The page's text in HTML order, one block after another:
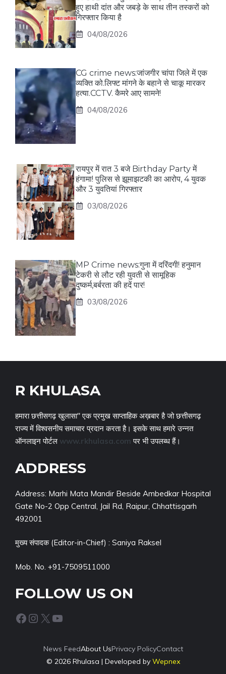
हुए हाथी दांत और जबड़े के साथ तीन तस्करों को
गिरफ्तार किया है
04/08/2026
CG crime news:जांजगीर चांपा जिले में एक
व्यक्ति को.लिफ्ट मांगने के बहाने से चाकू मारकर
हत्या.CCTV. कैमरे आए सामने!
04/08/2026
रायपुर में रात 3 बजे Birthday Party में
हंगामा! पुलिस से झूमाझटकी का आरोप, 4 युवक
और 3 युवतियां गिरफ्तार
03/08/2026
MP Crime news:गुना में दरिंदगी! हनुमान
टेकरी से लौट रही युवती से सामूहिक
दुष्कर्म,बर्बरता की हदें पार!
03/08/2026
R KHULASA
हमारा छत्तीसगढ़ खुलासा" एक प्रमुख साप्ताहिक अख़बार है जो छत्तीसगढ़
राज्य में विश्वसनीय समाचार प्रदान करता है। इसके साथ हमारे उन्नत
ऑनलाइन पोर्टल www.rkhulasa.com पर भी उपलब्ध हैं।
ADDRESS
Address: Marhi Mata Mandir Beside Ambedkar Hospital
Gate No-2 Opp Central, Jail Rd, Raipur, Chhattisgarh
492001
मुख्य संपादक (Editor-in-Chief) : Saniya Raksel
Mob. No. +91-7509511000
FOLLOW US ON
Facebook Instagram X YouTube
News FeedAbout UsPrivacy PolicyContact
© 2026 Rhulasa | Developed by Wepnex